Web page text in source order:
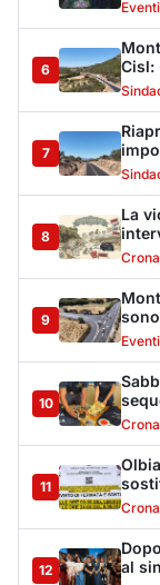
Eventi
10
11
12
al
13
auto